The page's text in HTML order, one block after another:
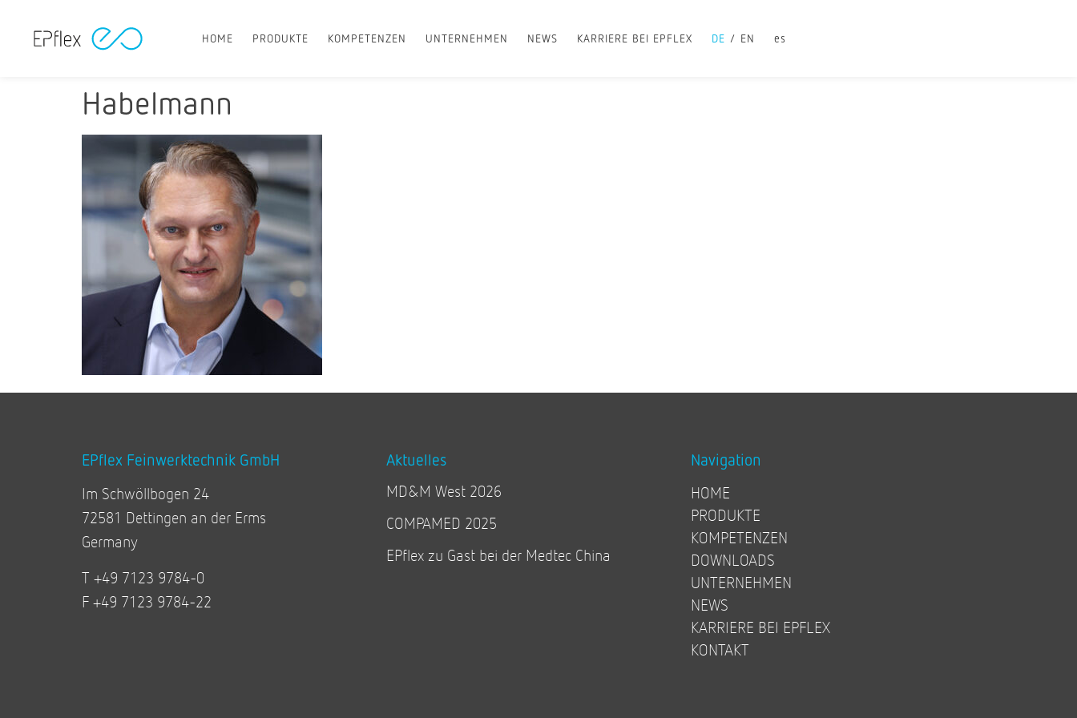
HOME PRODUKTE KOMPETENZEN UNTERNEHMEN NEWS KARRIERE BEI EPFLEX DE EN es
Habelmann
EPflex Feinwerktechnik GmbH
Im Schwöllbogen 24
72581 Dettingen an der Erms
Germany
T +49 7123 9784-0
F +49 7123 9784-22
Aktuelles
MD&M West 2026
COMPAMED 2025
EPflex zu Gast bei der Medtec China
Navigation
HOME
PRODUKTE
KOMPETENZEN
DOWNLOADS
UNTERNEHMEN
NEWS
KARRIERE BEI EPFLEX
KONTAKT